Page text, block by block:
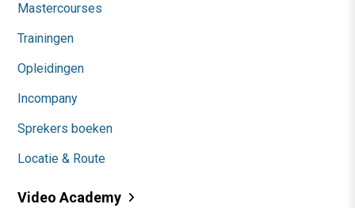
Mastercourses
Trainingen
Opleidingen
Incompany
Sprekers boeken
Locatie & Route
Video Academy